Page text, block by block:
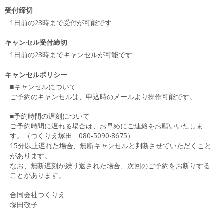
受付締切
1日前の23時まで受付が可能です
キャンセル受付締切
1日前の23時までキャンセルが可能です
キャンセルポリシー
■キャンセルについて
ご予約のキャンセルは、申込時のメールより操作可能です。
■予約時間の遅刻について
ご予約時間に遅れる場合は、お早めにご連絡をお願いいたしま
す。（つくりえ塚田 080-5090-8675）
15分以上遅れた場合、無断キャンセルと判断させていただくこと
があります。
なお、無断遅刻が繰り返された場合、次回のご予約をお断りする
ことがあります。
合同会社つくりえ
塚田敬子